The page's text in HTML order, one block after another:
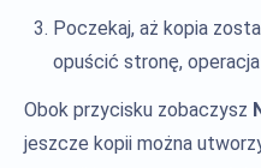
Poczekaj, aż kopia
opuścić stronę,
Obok przycisku zobaczysz
jeszcze kopii można